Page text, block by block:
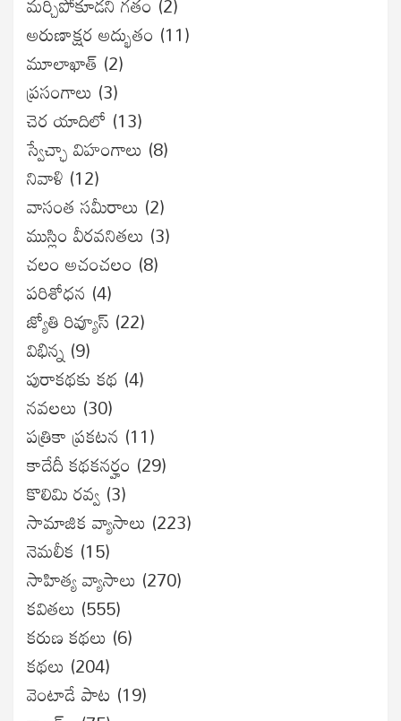
అరుణాక్షర అద్భుతం (11)
మూలాఖాత్ (2)
ప్రసంగాలు (3)
చెర యాదిలో (13)
స్వేచ్ఛా విహంగాలు (8)
నివాళి (12)
వాసంత సమీరాలు (2)
ముస్లిం వీరవనితలు (3)
చలం అచంచలం (8)
ప‌రిశోధ‌న‌ (4)
జ్యోతి రివ్యూస్ (22)
విభిన్న (9)
పురాకథకు కథ (4)
నవలలు (30)
పత్రికా ప్రకటన (11)
కాదేదీ కథకనర్హం (29)
కొలిమి రవ్వ (3)
సామాజిక వ్యాసాలు (223)
నెమలీక (15)
సాహిత్య వ్యాసాలు (270)
కవితలు (555)
కరుణ కథలు (6)
కథలు (204)
వెంటాడే పాట (19)